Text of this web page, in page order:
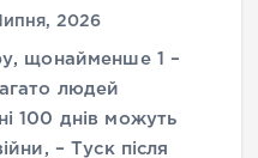
2026
щонайменше 1 –
людей
100 днів можуть
– Туск після